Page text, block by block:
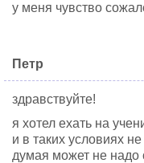
у меня чувство
Петр
здравствуйте!
я хотел ехать на
и в таких условиях
думая может не надо